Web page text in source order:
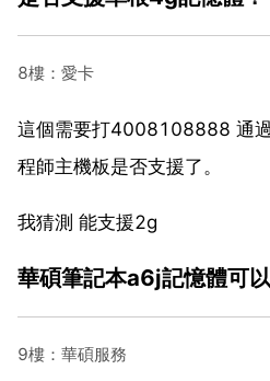
8樓：愛卡
這個需要打4008108888 通
程師主機板是否支援了。
我猜測 能支援2g
華碩筆記本a6j記憶體可
9樓：華碩服務